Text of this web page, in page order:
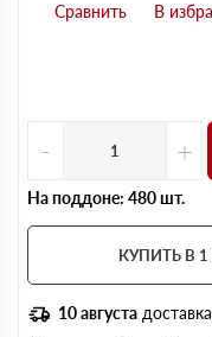
- +
На поддоне: 480 шт.
КУПИТЬ В
10 августа